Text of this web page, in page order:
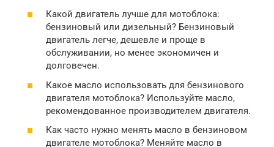
Какой двигатель лучше для мотоблока:
бензиновый или дизельный? Бензиновый
двигатель легче, дешевле и проще в
обслуживании, но менее экономичен и
долговечен.
Какое масло использовать для бензинового
двигателя мотоблока? Используйте масло,
рекомендованное производителем двигателя.
Как часто нужно менять масло в бензиновом
двигателе мотоблока? Меняйте масло в